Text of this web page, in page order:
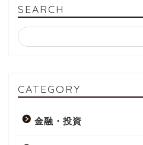
SEARCH
CATEGORY
金融・投資